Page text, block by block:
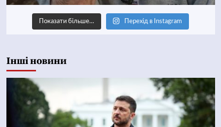
Показати більше… Перехід в Instagram
Інші новини